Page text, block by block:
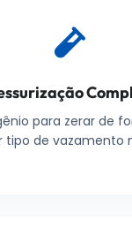
para zerar de
tipo de vazamento